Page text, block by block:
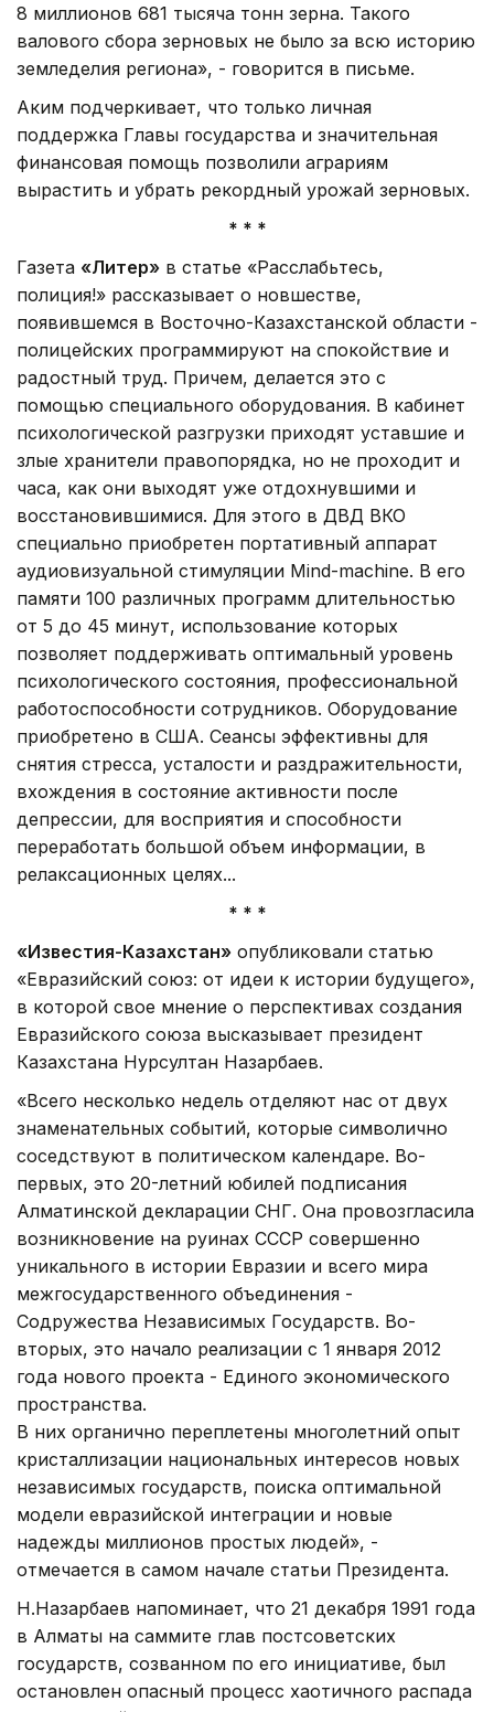
8 миллионов 681 тысяча тонн зерна. Такого
валового сбора зерновых не было за всю историю
земледелия региона», - говорится в письме.
Аким подчеркивает, что только личная
поддержка Главы государства и значительная
финансовая помощь позволили аграриям
вырастить и убрать рекордный урожай зерновых.
* * *
Газета «Литер» в статье «Расслабьтесь,
полиция!» рассказывает о новшестве,
появившемся в Восточно-Казахстанской области -
полицейских программируют на спокойствие и
радостный труд. Причем, делается это с
помощью специального оборудования. В кабинет
психологической разгрузки приходят уставшие и
злые хранители правопорядка, но не проходит и
часа, как они выходят уже отдохнувшими и
восстановившимися. Для этого в ДВД ВКО
специально приобретен портативный аппарат
аудиовизуальной стимуляции Mind-machine. В его
памяти 100 различных программ длительностью
от 5 до 45 минут, использование которых
позволяет поддерживать оптимальный уровень
психологического состояния, профессиональной
работоспособности сотрудников. Оборудование
приобретено в США. Сеансы эффективны для
снятия стресса, усталости и раздражительности,
вхождения в состояние активности после
депрессии, для восприятия и способности
переработать большой объем информации, в
релаксационных целях...
* * *
«Известия-Казахстан» опубликовали статью
«Евразийский союз: от идеи к истории будущего»,
в которой свое мнение о перспективах создания
Евразийского союза высказывает президент
Казахстана Нурсултан Назарбаев.
«Всего несколько недель отделяют нас от двух
знаменательных событий, которые символично
соседствуют в политическом календаре. Во-
первых, это 20-летний юбилей подписания
Алматинской декларации СНГ. Она провозгласила
возникновение на руинах СССР совершенно
уникального в истории Евразии и всего мира
межгосударственного объединения -
Содружества Независимых Государств. Во-
вторых, это начало реализации с 1 января 2012
года нового проекта - Единого экономического
пространства.
В них органично переплетены многолетний опыт
кристаллизации национальных интересов новых
независимых государств, поиска оптимальной
модели евразийской интеграции и новые
надежды миллионов простых людей», -
отмечается в самом начале статьи Президента.
Н.Назарбаев напоминает, что 21 декабря 1991 года
в Алматы на саммите глав постсоветских
государств, созванном по его инициативе, был
остановлен опасный процесс хаотичного распада